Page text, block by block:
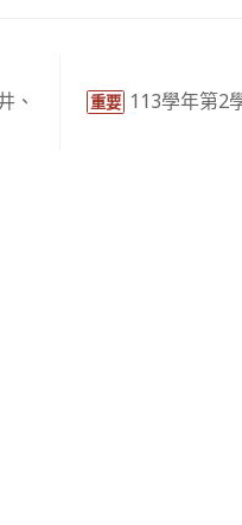
、
重要 113學年第2